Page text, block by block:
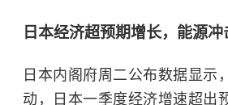
日本经济超预期增长，能源
日本内阁府周二公布数据显示
动，日本一季度经济增速超出